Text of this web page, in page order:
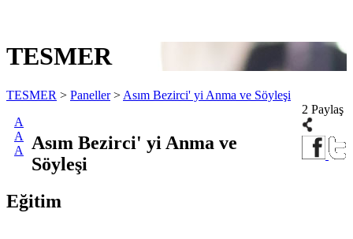
TESMER
TESMER > Paneller> Asım Bezirci' yi Anma ve Söyleşi
A
A
A
2 Paylaş
Asım Bezirci' yi Anma ve
Söyleşi
Eğitim